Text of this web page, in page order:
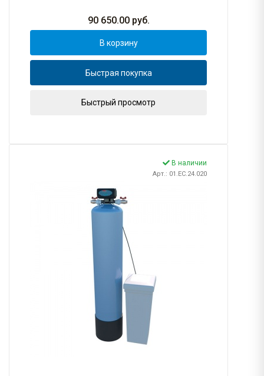
90 650.00руб.
В корзину
Быстрая покупка
Быстрый просмотр
В наличии
Арт.: 01.EC.24.020